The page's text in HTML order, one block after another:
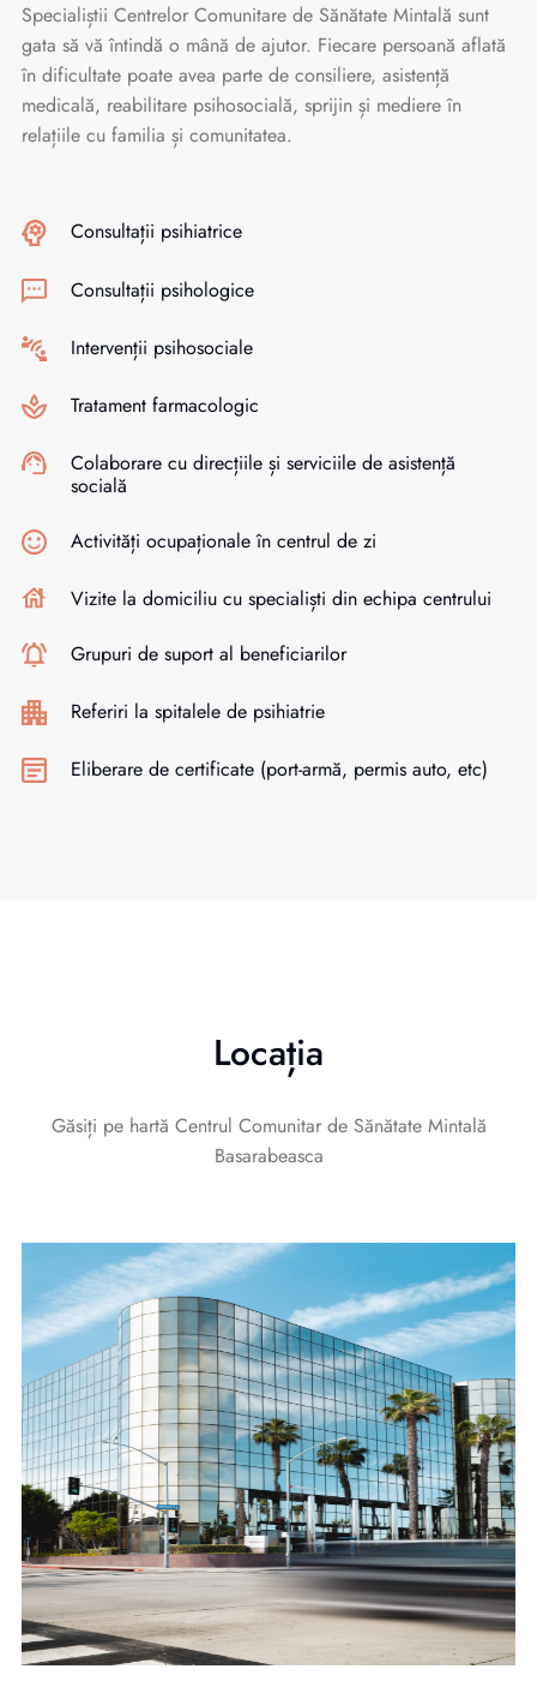
Specialiștii Centrelor Comunitare de Sănătate Mintală sunt
gata să vă întindă o mână de ajutor. Fiecare persoană aflată
în dificultate poate avea parte de consiliere, asistență
medicală, reabilitare psihosocială, sprijin și mediere în
relațiile cu familia și comunitatea.
Consultații psihiatrice
Consultații psihologice
Intervenții psihosociale
Tratament farmacologic
Colaborare cu direcțiile și serviciile de asistență
socială
Activități ocupaționale în centrul de zi
Vizite la domiciliu cu specialiști din echipa centrului
Grupuri de suport al beneficiarilor
Referiri la spitalele de psihiatrie
Eliberare de certificate (port-armă, permis auto, etc)
Locația
Găsiți pe hartă Centrul Comunitar de Sănătate Mintală
Basarabeasca